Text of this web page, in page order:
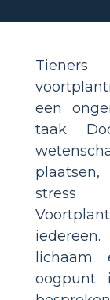
een
taak.
lichaam
oogpunt